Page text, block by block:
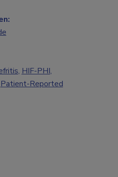
, HIF-PHI,
Patient-Reported